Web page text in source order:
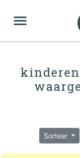
Sorteer